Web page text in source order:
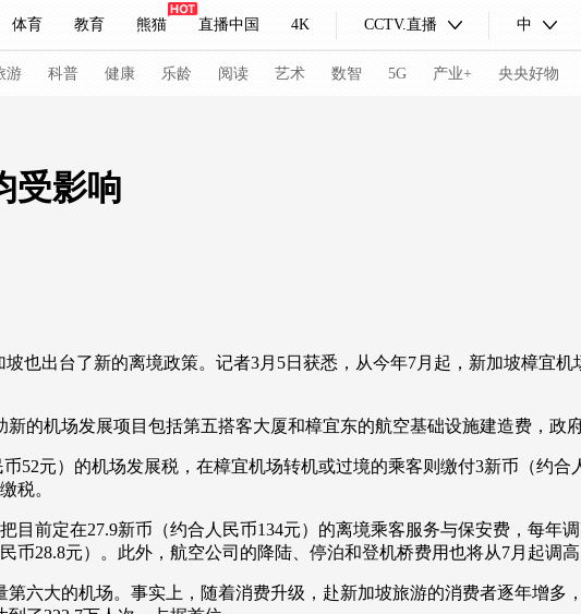
体育 教育 熊猫 直播中国 4K CCTV.直播 中
妙语 热解读 天天学习
持人 下载央视影音
游 科普 健康 乐龄 阅读 艺术 数智 5G 产业+ 央央好物
会 CBA NBA 中超 国足 国际足球 网球 综合体育 亚
体育江湖 文化体育 冰雪道路 足球道路
央博 非遗 文化 旅游 科普 健康 乐龄 阅读 艺术
云起 超级工厂 智敬中国 全民健康 颜选攻略 海洋 时尚 天气
受影响
出台了新的离境政策。记者3月5日获悉，从今年7月起，新加坡樟宜机
机场发展项目包括第五搭客大厦和樟宜东的航空基础设施建造费，政府
元）的机场发展税，在樟宜机场转机或过境的乘客则缴付3新币（约合
税。
定在27.9新币（约合人民币134元）的离境乘客服务与保安费，每年调
28.8元）。此外，航空公司的降陆、停泊和登机桥费用也将从7月起调高
大的机场。事实上，随着消费升级，赴新加坡旅游的消费者逐年增多